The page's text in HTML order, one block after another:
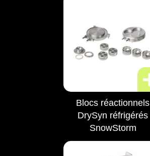
Blocs réactionnels
DrySyn réfrigérés
SnowStorm